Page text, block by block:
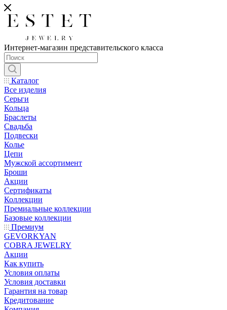
Интернет-магазин представительского класса
Каталог
Все изделия
Серьги
Кольца
Браслеты
Свадьба
Подвески
Колье
Цепи
Мужской ассортимент
Броши
Акции
Сертификаты
Коллекции
Премиальные коллекции
Базовые коллекции
Премиум
GEVORKYAN
COBRA JEWELRY
Акции
Как купить
Условия оплаты
Условия доставки
Гарантия на товар
Кредитование